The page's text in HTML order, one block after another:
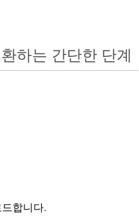
하는 간단한 단계
합니다.